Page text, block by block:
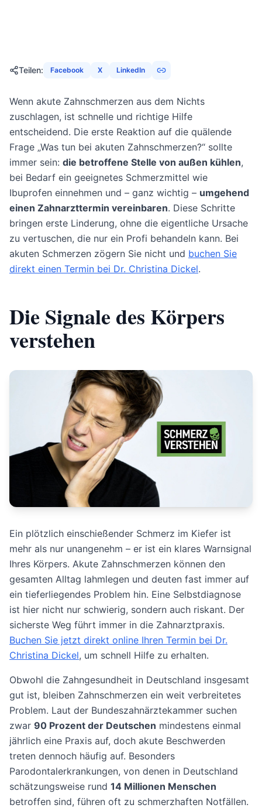
Teilen: Facebook X LinkedIn
Wenn akute Zahnschmerzen aus dem Nichts
zuschlagen, ist schnelle und richtige Hilfe
entscheidend. Die erste Reaktion auf die quälende
Frage „Was tun bei akuten Zahnschmerzen?“ sollte
immer sein: die betroffene Stelle von außen kühlen,
bei Bedarf ein geeignetes Schmerzmittel wie
Ibuprofen einnehmen und – ganz wichtig – umgehend
einen Zahnarzttermin vereinbaren. Diese Schritte
bringen erste Linderung, ohne die eigentliche Ursache
zu vertuschen, die nur ein Profi behandeln kann. Bei
akuten Schmerzen zögern Sie nicht und buchen Sie
direkt einen Termin bei Dr. Christina Dickel.
Die Signale des Körpers
verstehen
Ein plötzlich einschießender Schmerz im Kiefer ist
mehr als nur unangenehm – er ist ein klares Warnsignal
Ihres Körpers. Akute Zahnschmerzen können den
gesamten Alltag lahmlegen und deuten fast immer auf
ein tieferliegendes Problem hin. Eine Selbstdiagnose
ist hier nicht nur schwierig, sondern auch riskant. Der
sicherste Weg führt immer in die Zahnarztpraxis.
Buchen Sie jetzt direkt online Ihren Termin bei Dr.
Christina Dickel, um schnell Hilfe zu erhalten.
Obwohl die Zahngesundheit in Deutschland insgesamt
gut ist, bleiben Zahnschmerzen ein weit verbreitetes
Problem. Laut der Bundeszahnärztekammer suchen
zwar 90 Prozent der Deutschen mindestens einmal
jährlich eine Praxis auf, doch akute Beschwerden
treten dennoch häufig auf. Besonders
Parodontalerkrankungen, von denen in Deutschland
schätzungsweise rund 14 Millionen Menschen
betroffen sind, führen oft zu schmerzhaften Notfällen.